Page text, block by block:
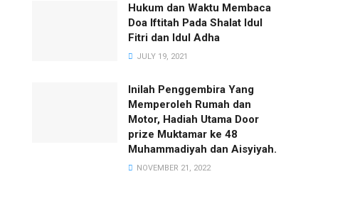
Hukum dan Waktu Membaca
Doa Iftitah Pada Shalat Idul
Fitri dan Idul Adha
JULY 19, 2021
Inilah Penggembira Yang
Memperoleh Rumah dan
Motor, Hadiah Utama Door
prize Muktamar ke 48
Muhammadiyah dan Aisyiyah.
NOVEMBER 21, 2022